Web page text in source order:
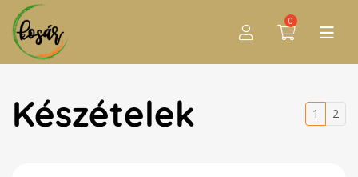
0
Készételek 1 2